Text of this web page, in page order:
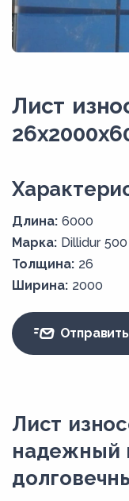
Лист
Длина: 6000
Марка: Dillidur 500
Толщина: 26
Ширина: 2000
Лист
надежный